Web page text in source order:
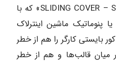
کشوئی «SLIDING COVER – SLIDING SHIELD» که با
پنوماتیک ماشین اینترلاک
بایستی کارگر را هم از خطر
میان قالب‌ها و هم از خطر